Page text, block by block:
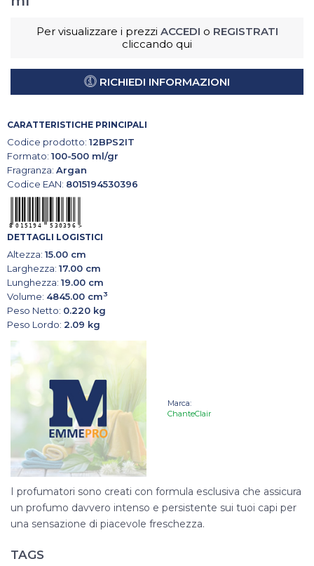
Per visualizzare i prezzi ACCEDI o REGISTRATI
cliccando qui
RICHIEDI INFORMAZIONI
CARATTERISTICHE PRINCIPALI
Codice prodotto: 12BPS2IT
Formato: 100-500 ml/gr
Fragranza: Argan
Codice EAN: 8015194530396
DETTAGLI LOGISTICI
Altezza: 15.00 cm
Larghezza: 17.00 cm
Lunghezza: 19.00 cm
Volume: 4845.00 cm3
Peso Netto: 0.220 kg
Peso Lordo: 2.09 kg
Marca:
ChanteClair
I profumatori sono creati con formula esclusiva che assicura
un profumo davvero intenso e persistente sui tuoi capi per
una sensazione di piacevole freschezza.
TAGS